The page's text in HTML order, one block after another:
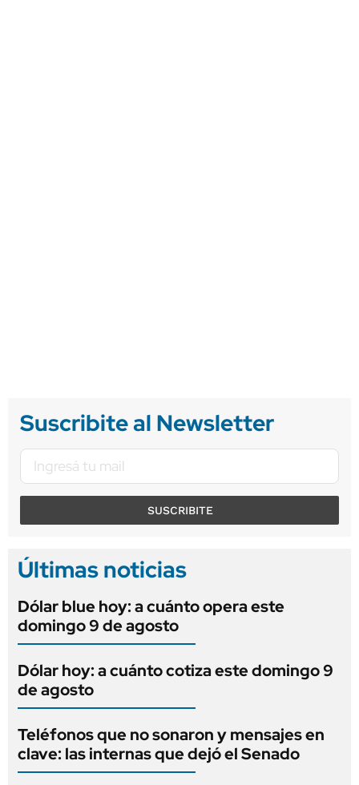
Suscribite al Newsletter
SUSCRIBITE
Últimas noticias
Dólar blue hoy: a cuánto opera este
domingo 9 de agosto
Dólar hoy: a cuánto cotiza este domingo 9
de agosto
Teléfonos que no sonaron y mensajes en
clave: las internas que dejó el Senado